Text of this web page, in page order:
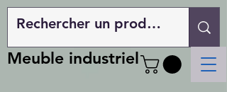
Meuble industriel